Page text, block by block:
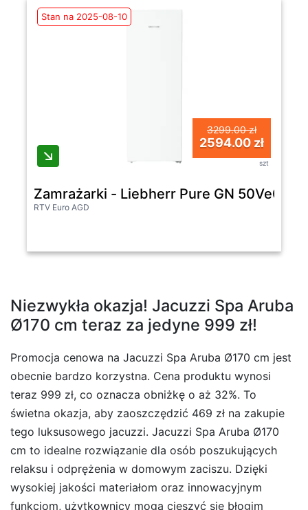
Stan na 2025-08-10
3299.00 zł
2594.00 zł
szt
Zamrażarki - Liebherr Pure GN 50Ve06
RTV Euro AGD
Niezwykła okazja! Jacuzzi Spa Aruba
Ø170 cm teraz za jedyne 999 zł!
Promocja cenowa na Jacuzzi Spa Aruba Ø170 cm jest
obecnie bardzo korzystna. Cena produktu wynosi
teraz 999 zł, co oznacza obniżkę o aż 32%. To
świetna okazja, aby zaoszczędzić 469 zł na zakupie
tego luksusowego jacuzzi. Jacuzzi Spa Aruba Ø170
cm to idealne rozwiązanie dla osób poszukujących
relaksu i odprężenia w domowym zaciszu. Dzięki
wysokiej jakości materiałom oraz innowacyjnym
funkcjom, użytkownicy mogą cieszyć się błogim